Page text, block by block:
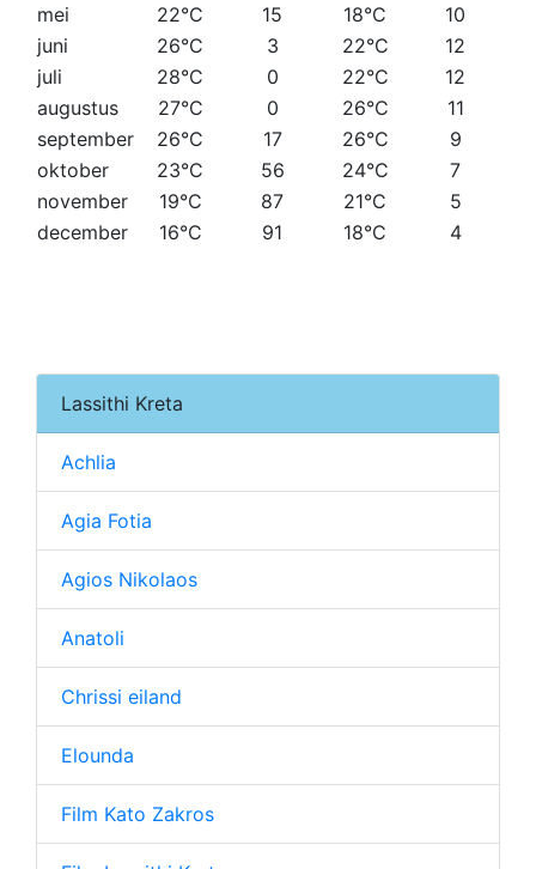
mei
22°C 15 18°C
10
juni
26°C 3 22°C
12
juli
28°C 0 22°C
12
augustus
27°C 0 26°C
11
september
26°C 17 26°C
9
oktober
23°C 56 24°C
7
november
19°C 87 21°C
5
december
16°C 91 18°C 4
Lassithi Kreta
Achlia
Agia Fotia
Agios Nikolaos
Anatoli
Chrissi eiland
Elounda
Film Kato Zakros